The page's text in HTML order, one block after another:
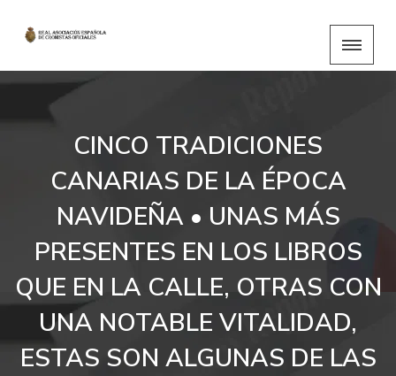
CINCO TRADICIONES
CANARIAS DE LA ÉPOCA
NAVIDEÑA • UNAS MÁS
PRESENTES EN LOS LIBROS
QUE EN LA CALLE, OTRAS CON
UNA NOTABLE VITALIDAD,
ESTAS SON ALGUNAS DE LAS